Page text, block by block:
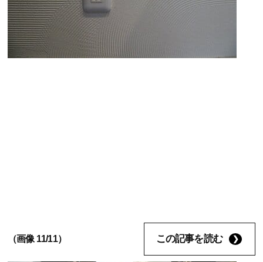
（画像 11/11） この記事を読む